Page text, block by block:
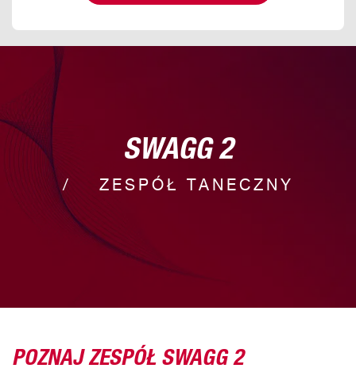
SWAGG 2
ZESPÓŁ TANECZNY
POZNAJ ZESPÓŁ SWAGG 2